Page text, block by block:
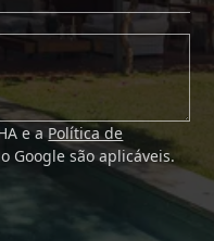
e a Política de
Google são aplicáveis.